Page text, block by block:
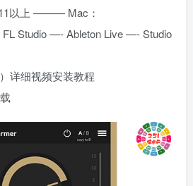
以上 ——— Mac：
Studio —- Ableton Live —- Studio
详细视频安装教程